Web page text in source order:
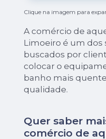
Clique na imagem para
A comércio de
Limoeiro é um dos
buscados por
colocar o
banho mais
qualidade.
Quer saber
comércio de